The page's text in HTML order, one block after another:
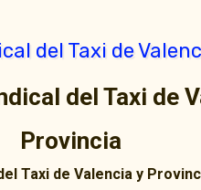
del Taxi de
Provincia
Taxi de Valencia y